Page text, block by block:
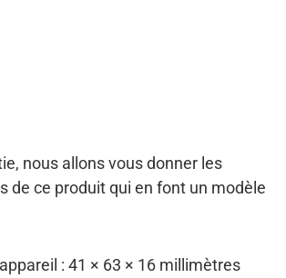
nous allons vous donner les
de ce produit qui en font un modèle
: 41 × 63 × 16 millimètres